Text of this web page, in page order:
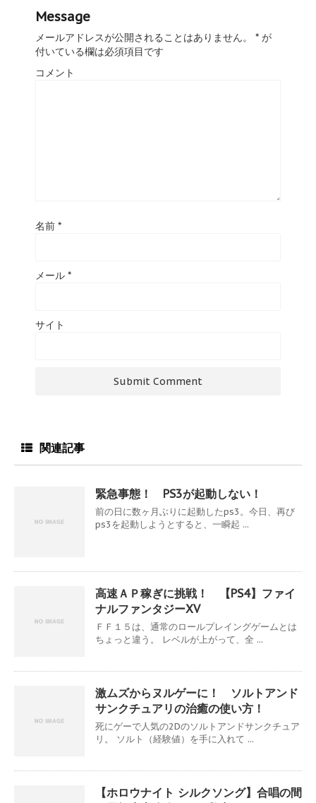
Message
メールアドレスが公開されることはありません。 * が
付いている欄は必須項目です
コメント
名前 *
メール *
サイト
関連記事
緊急事態！ PS3が起動しない！
前の日に数ヶ月ぶりに起動したps3。今日、再び
ps3を起動しようとすると、一瞬起 ...
高速ＡＰ稼ぎに挑戦！ 【PS4】ファイ
ナルファンタジーXV
ＦＦ１５は、通常のロールプレイングゲームとは
ちょっと違う。 レベルが上がって、全 ...
激ムズからヌルゲーに！ ソルトアンド
サンクチュアリの治癒の使い方！
死にゲーで人気の2Dのソルトアンドサンクチュア
リ。 ソルト（経験値）を手に入れて ...
【ホロウナイト シルクソング】合唱の間